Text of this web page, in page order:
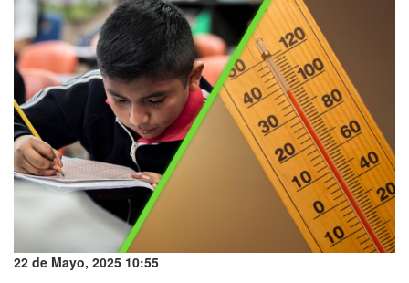
22 de Mayo, 2025 10:55